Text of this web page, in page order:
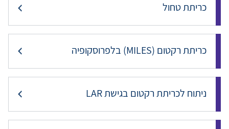
כריתת טחול
כריתת רקטום (MILES) בלפרוסקופיה
ניתוח לכריתת רקטום בגישת LAR